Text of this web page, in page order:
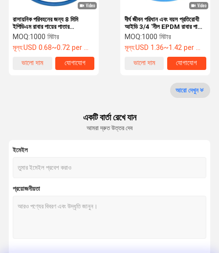
বাড়ি পণ্য আমাদের সম্পর্কে
কারখানা ভ্রমণ মান নিয়ন্ত্রণ যোগাযোগ করুন খবর
এলপিজি গ্যাস পায়ের পাতার মোজাবিশেষ
টুইন ওয়েল্ডিং পায়ের পাতার মোজাবিশেষ
জ্বালানী বিতরণ পায়ের পাতার মোজাবিশেষ
রাবার জ্বালানী পায়ের পাতার মোজাবিশেষ
উচ্চ চাপ জলবাহী পায়ের পাতার মোজাবিশেষ
দীর্ঘ জীবন পরিধান এবং বয়স প্রতিরোধী
আইডি 3/4 'নীল EPDM রাবার পায়ের
পাতার মোজাবিশেষ জল বায়ু বাষ্প পরিবহন
জন্য
MOQ:1000 মিটার
মূল্য:USD 1.36~1.42 per meter
ভালো দাম
যোগাযোগ
রাসায়নিক পরিবহনের জন্য 8 মিমি
ইপিডিএম রাবার পায়ের পাতার
মোজাবিশেষ ক্ষয়কারী তরল প্রতিরোধী
MOQ:1000 মিটার
মূল্য:USD 0.68~0.72 per meter
ভালো দাম
যোগাযোগ
আরো দেখুন
একটি বার্তা রেখে যান
আমরা দ্রুত উত্তর দেব
ইমেইল
প্রয়োজনীয়তা